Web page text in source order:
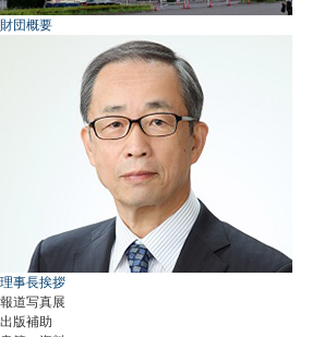
財団概要
理事長挨拶
報道写真展
出版補助